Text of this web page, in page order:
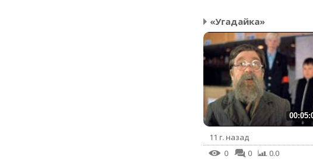
«Угадайка»
11 г. назад
0
0 0.0